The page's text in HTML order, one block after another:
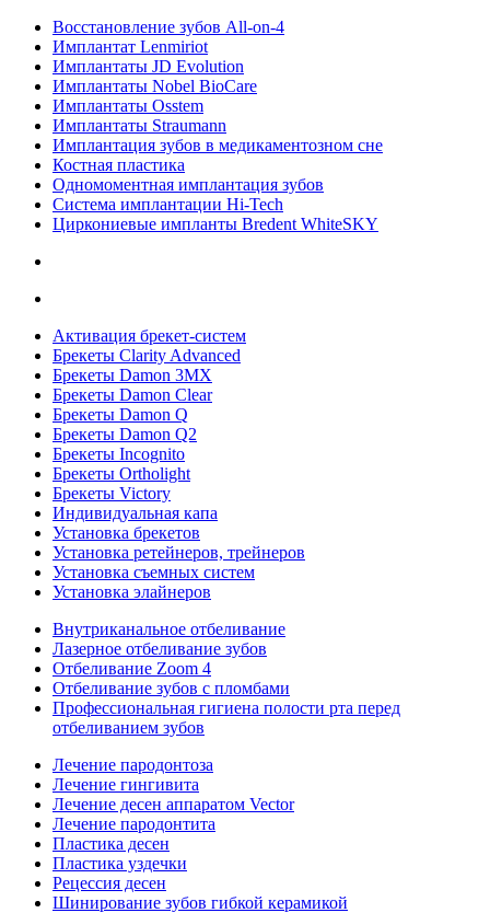
Восстановление зубов All‑on‑4
Имплантат Lenmiriot
Имплантаты JD Evolution
Имплантаты Nobel BioСare
Имплантаты Osstem
Имплантаты Straumann
Имплантация зубов в медикаментозном сне
Костная пластика
Одномоментная имплантация зубов
Система имплантации Hi-Tech
Циркониевые импланты Bredent WhiteSKY
Активация брекет-систем
Брекеты Clarity Advanced
Брекеты Damon 3MX
Брекеты Damon Clear
Брекеты Damon Q
Брекеты Damon Q2
Брекеты Incognito
Брекеты Ortholight
Брекеты Victory
Индивидуальная капа
Установка брекетов
Установка ретейнеров, трейнеров
Установка съемных систем
Установка элайнеров
Внутриканальное отбеливание
Лазерное отбеливание зубов
Отбеливание Zoom 4
Отбеливание зубов с пломбами
Профессиональная гигиена полости рта перед
отбеливанием зубов
Лечение пародонтоза
Лечение гингивита
Лечение десен аппаратом Vector
Лечение пародонтита
Пластика десен
Пластика уздечки
Рецессия десен
Шинирование зубов гибкой керамикой